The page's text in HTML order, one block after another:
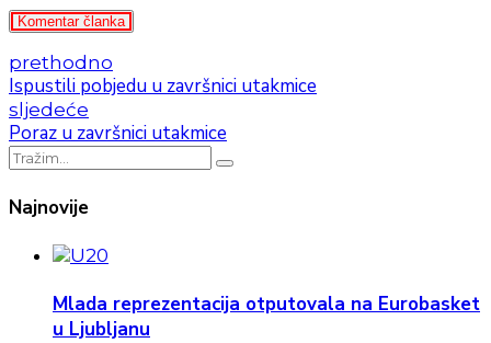
Komentar članka
prethodno
Ispustili pobjedu u završnici utakmice
sljedeće
Poraz u završnici utakmice
Najnovije
Mlada reprezentacija otputovala na Eurobasket
u Ljubljanu